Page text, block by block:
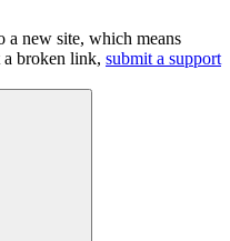
a new site, which means
broken link, submit a support